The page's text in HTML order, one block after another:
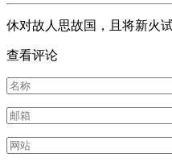
休对故人思故国，且将新火
查看评论